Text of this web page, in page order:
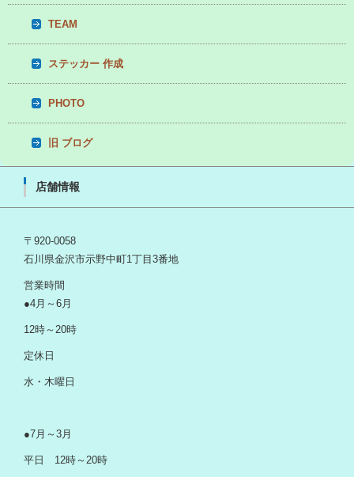
TEAM
ステッカー 作成
PHOTO
旧 ブログ
店舗情報
〒920-0058
石川県金沢市示野中町1丁目3番地
営業時間
●4月～6月
12時～20時
定休日
水・木曜日
●7月～3月
平日 12時～20時